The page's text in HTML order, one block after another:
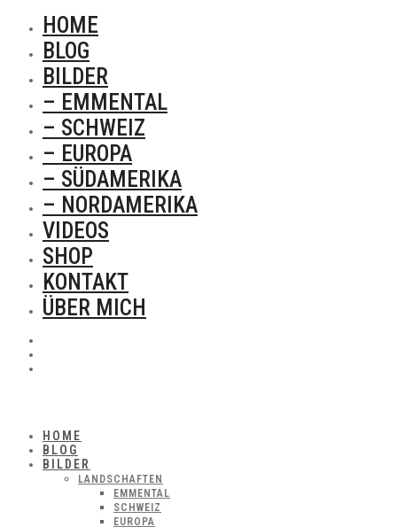
HOME
BLOG
BILDER
– EMMENTAL
– SCHWEIZ
– EUROPA
– SÜDAMERIKA
– NORDAMERIKA
VIDEOS
SHOP
KONTAKT
ÜBER MICH
HOME
BLOG
BILDER
LANDSCHAFTEN
EMMENTAL
SCHWEIZ
EUROPA